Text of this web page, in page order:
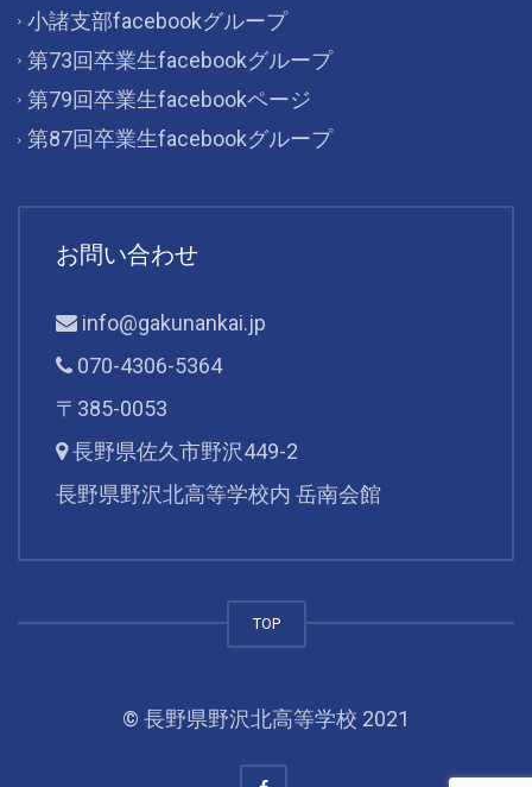
小諸支部facebookグループ
第73回卒業生facebookグループ
第79回卒業生facebookページ
第87回卒業生facebookグループ
お問い合わせ
info@gakunankai.jp
070-4306-5364
〒385-0053
長野県佐久市野沢449-2
長野県野沢北高等学校内 岳南会館
TOP
© 長野県野沢北高等学校 2021